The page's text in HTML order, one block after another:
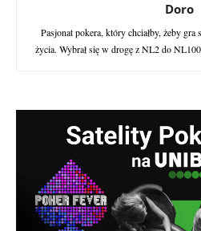
Doro
Pasjonat pokera, który chciałby, żeby gra
życia. Wybrał się w drogę z NL2 do